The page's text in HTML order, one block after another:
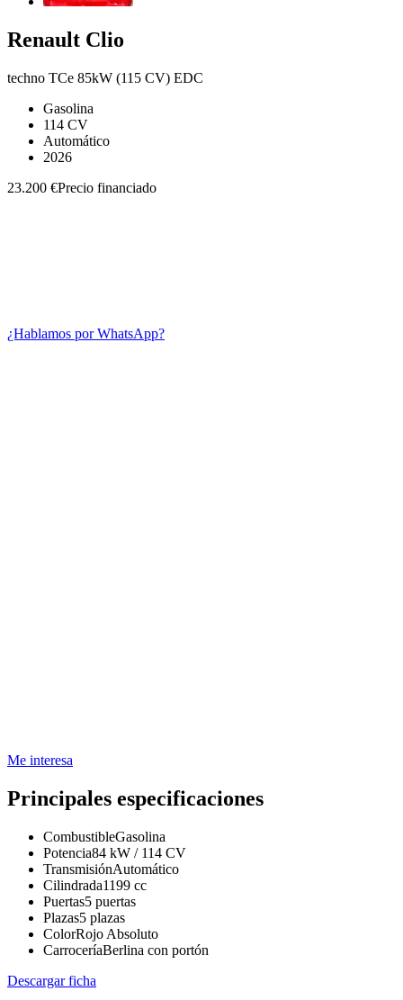
Renault Clio
techno TCe 85kW (115 CV) EDC
Gasolina
114 CV
Automático
2026
23.200 €Precio financiado
¿Hablamos por WhatsApp?
Me interesa
Principales especificaciones
CombustibleGasolina
Potencia84 kW / 114 CV
TransmisiónAutomático
Cilindrada1199 cc
Puertas5 puertas
Plazas5 plazas
ColorRojo Absoluto
CarroceríaBerlina con portón
Descargar ficha